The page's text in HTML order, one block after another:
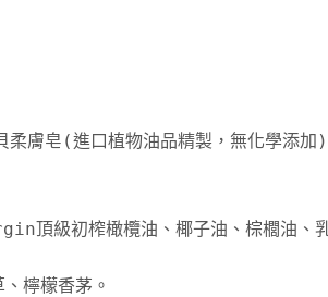
柔膚皂(進口植物油品精製，無化學添
級初榨橄欖油、椰子油、棕櫚油、乳
、檸檬香茅。